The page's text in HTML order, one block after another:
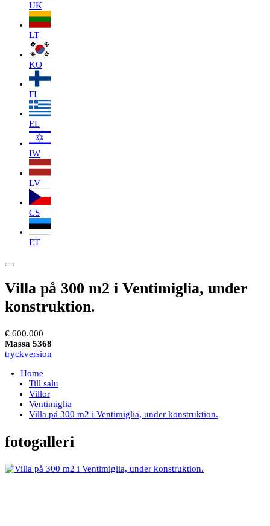
UK
LT
KO
FI
EL
IW
LV
CS
ET
Villa på 300 m2 i Ventimiglia, under
konstruktion.
€ 600.000
Massa 5368
tryckversion
Home
Till salu
Villor
Ventimiglia
Villa på 300 m2 i Ventimiglia, under konstruktion.
fotogalleri